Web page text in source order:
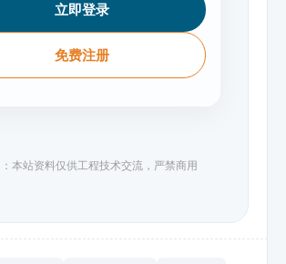
立即登录
免费注册
本站资料仅供工程技术交流，严禁商用